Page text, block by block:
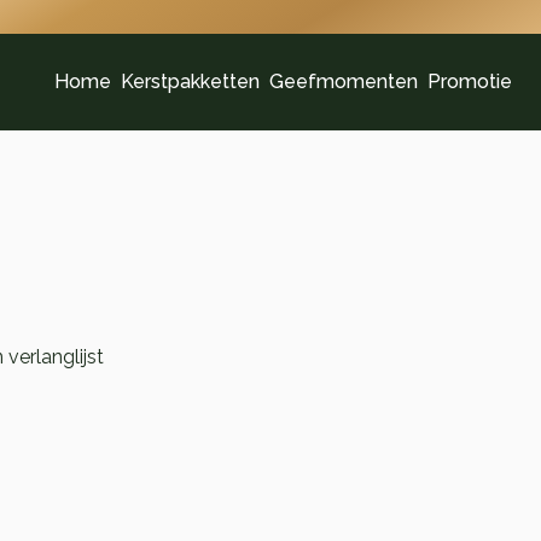
Home Kerstpakketten Geefmomenten Promotie
verlanglijst